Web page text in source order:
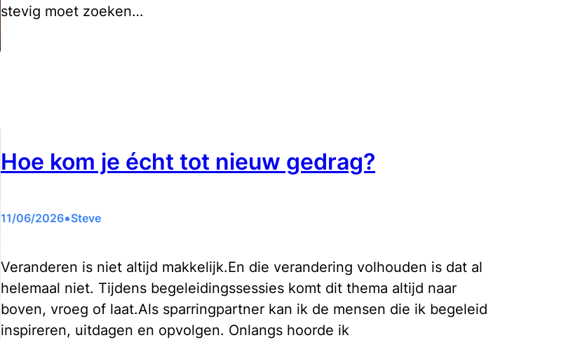
stevig moet zoeken…
Hoe kom je écht tot nieuw gedrag?
11/06/2026•Steve
Veranderen is niet altijd makkelijk.En die verandering volhouden is dat al
helemaal niet. Tijdens begeleidingssessies komt dit thema altijd naar
boven, vroeg of laat.Als sparringpartner kan ik de mensen die ik begeleid
inspireren, uitdagen en opvolgen. Onlangs hoorde ik